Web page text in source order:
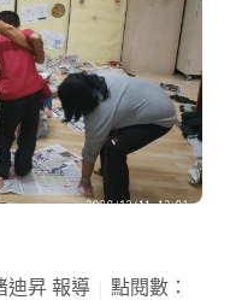
迪昇 報導
點閱數：